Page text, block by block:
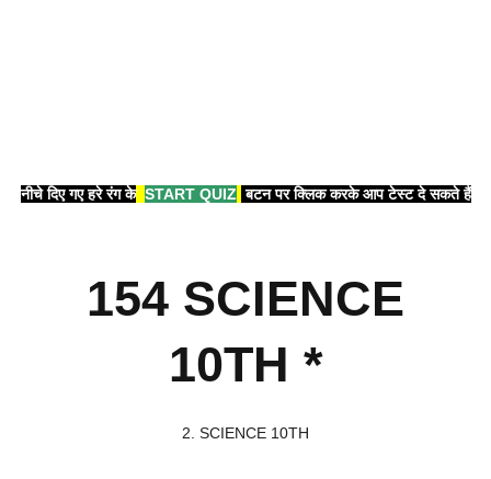
नीचे दिए गए हरे रंग के START QUIZ बटन पर क्लिक करके आप टेस्ट दे सकते हैं
154 SCIENCE
10TH *
2. SCIENCE 10TH